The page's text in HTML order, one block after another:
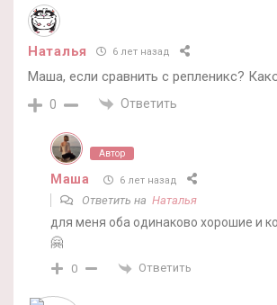
Наталья 6 лет назад
Маша, если сравнить с репленикс?
0 Ответить
Автор
Маша 6 лет назад
Ответить на Наталья
для меня оба одинаково хорошие и
🤗
0 Ответить